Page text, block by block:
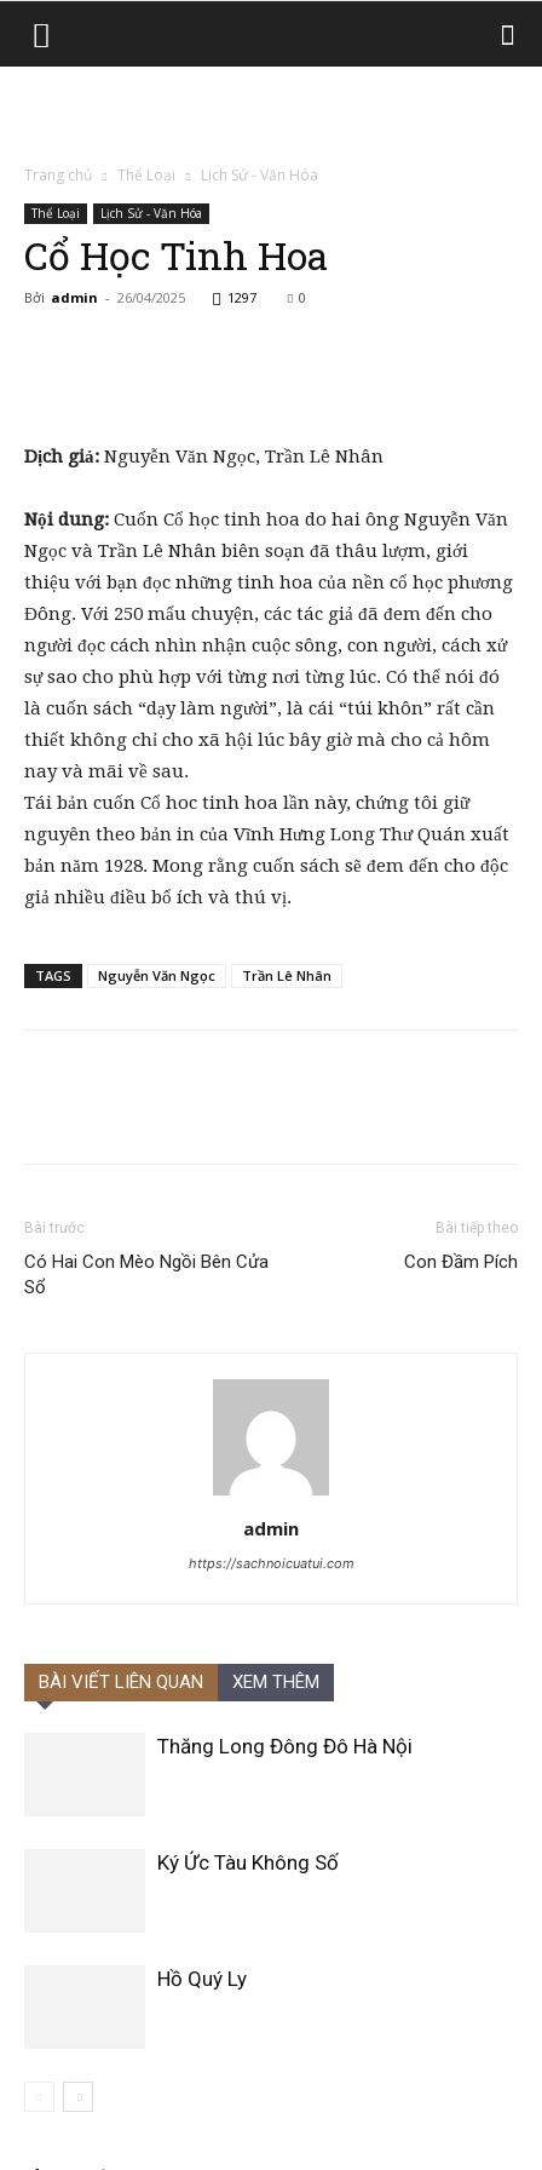
Trang chủ Thể Loại Lịch Sử - Văn Hóa
Thể Loại Lịch Sử - Văn Hóa
Cổ Học Tinh Hoa
Bởi admin - 26/04/2025 1297 0
Dịch giả: Nguyễn Văn Ngọc, Trần Lê Nhân
Nội dung: Cuốn Cổ học tinh hoa do hai ông Nguyễn Văn
Ngọc và Trần Lê Nhân biên soạn đã thâu lượm, giới
thiệu với bạn đọc những tinh hoa của nền cổ học phương
Đông. Với 250 mẩu chuyện, các tác giả đã đem đến cho
người đọc cách nhìn nhận cuộc sông, con người, cách xử
sự sao cho phù hợp với từng nơi từng lúc. Có thể nói đó
là cuốn sách “dạy làm người”, là cái “túi khôn” rất cần
thiết không chỉ cho xã hội lúc bây giờ mà cho cả hôm
nay và mãi về sau.
Tái bản cuốn Cổ hoc tinh hoa lần này, chứng tôi giữ
nguyên theo bản in của Vĩnh Hưng Long Thư Quán xuất
bản năm 1928. Mong rằng cuốn sách sẽ đem đến cho độc
giả nhiều điều bổ ích và thú vị.
TAGS Nguyễn Văn Ngọc Trần Lê Nhân
Bài trước
Có Hai Con Mèo Ngồi Bên Cửa
Sổ
Bài tiếp theo
Con Đầm Pích
admin
https://sachnoicuatui.com
BÀI VIẾT LIÊN QUAN XEM THÊM
Thăng Long Đông Đô Hà Nội
Ký Ức Tàu Không Số
Hồ Quý Ly